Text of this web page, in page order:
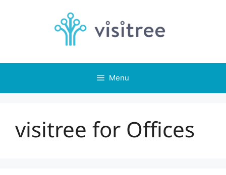
Menu
visitree for Offices